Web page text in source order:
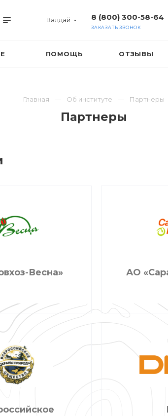
Валдай 8 (800) 300-58-64
ЗАКАЗАТЬ ЗВОНОК
ПОМОЩЬ ОТЗЫВЫ
Главная Об институте Партнеры
Партнеры
Весна» АО